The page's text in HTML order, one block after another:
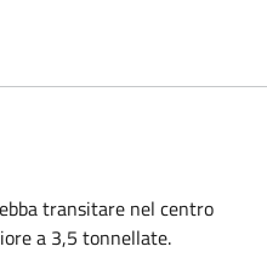
transitare nel centro
a 3,5 tonnellate.